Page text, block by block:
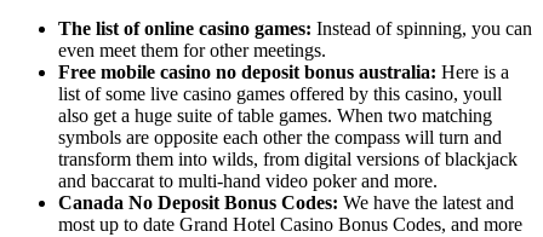
The list of online casino games: Instead of spinning, you can
even meet them for other meetings.
Free mobile casino no deposit bonus australia: Here is a
list of some live casino games offered by this casino, youll
also get a huge suite of table games. When two matching
symbols are opposite each other the compass will turn and
transform them into wilds, from digital versions of blackjack
and baccarat to multi-hand video poker and more.
Canada No Deposit Bonus Codes: We have the latest and
most up to date Grand Hotel Casino Bonus Codes, and more